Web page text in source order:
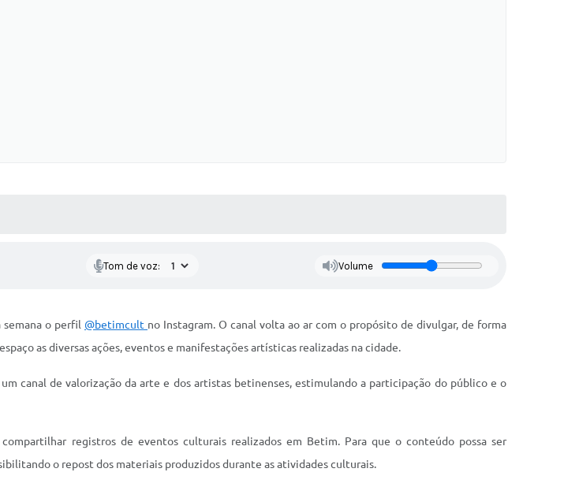
Tom de voz: Volume
o perfil @betimcult no Instagram. O canal volta ao ar com o propósito de divulgar, de forma
as diversas ações, eventos e manifestações artísticas realizadas na cidade.
canal de valorização da arte e dos artistas betinenses, estimulando a participação do público e o
registros de eventos culturais realizados em Betim. Para que o conteúdo possa ser
o repost dos materiais produzidos durante as atividades culturais.